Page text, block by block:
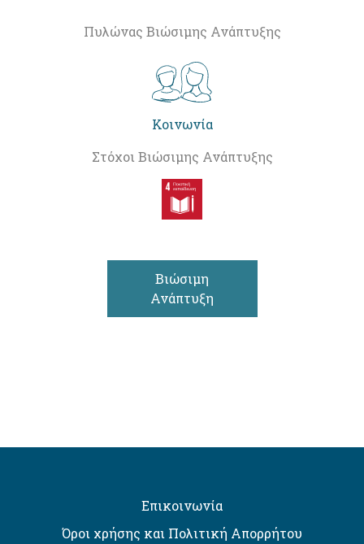
Πυλώνας Βιώσιμης Ανάπτυξης
Κοινωνία
Στόχοι Βιώσιμης Ανάπτυξης
Βιώσιμη
Ανάπτυξη
Επικοινωνία
Όροι χρήσης και Πολιτική Απορρήτου